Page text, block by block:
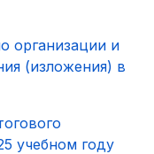
организации и
(изложения) в
учебном году